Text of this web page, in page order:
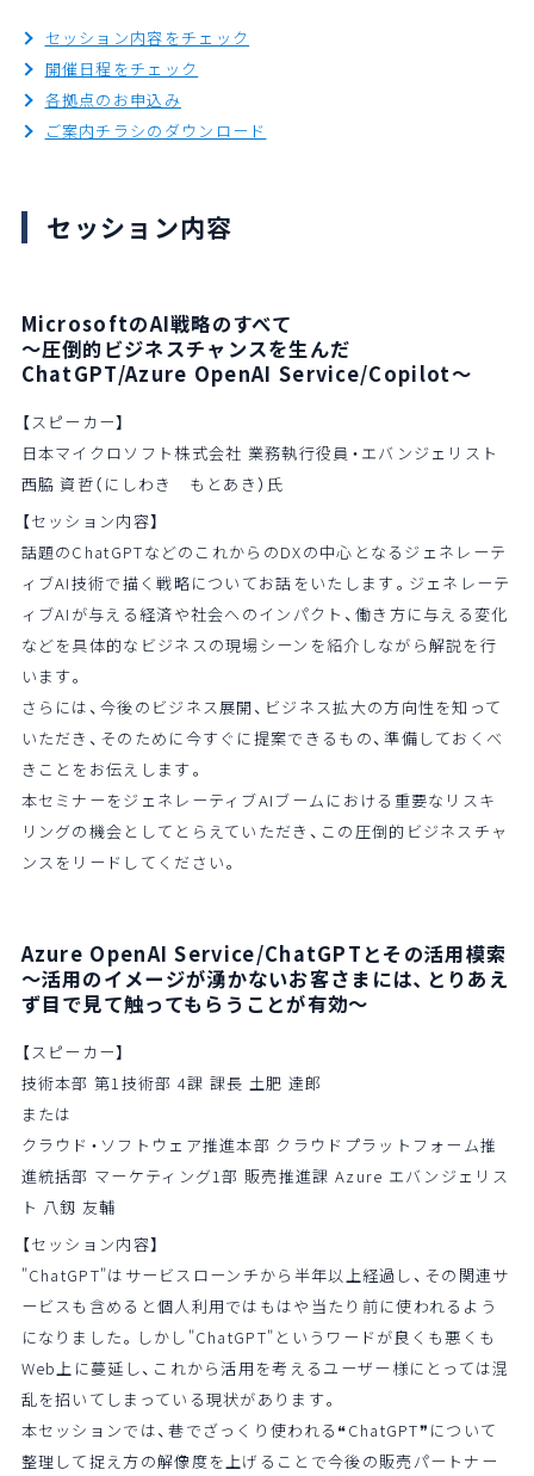
セッション内容をチェック
開催日程をチェック
各拠点のお申込み
ご案内チラシのダウンロード
セッション内容
MicrosoftのAI戦略のすべて
～圧倒的ビジネスチャンスを生んだ
ChatGPT/Azure OpenAI Service/Copilot～
【スピーカー】
日本マイクロソフト株式会社 業務執行役員・エバンジェリスト
西脇 資哲（にしわき もとあき）氏
【セッション内容】
話題のChatGPTなどのこれからのDXの中心となるジェネレーテ
ィブAI技術で描く戦略についてお話をいたします。ジェネレーテ
ィブAIが与える経済や社会へのインパクト、働き方に与える変化
などを具体的なビジネスの現場シーンを紹介しながら解説を行
います。
さらには、今後のビジネス展開、ビジネス拡大の方向性を知って
いただき、そのために今すぐに提案できるもの、準備しておくべ
きことをお伝えします。
本セミナーをジェネレーティブAIブームにおける重要なリスキ
リングの機会としてとらえていただき、この圧倒的ビジネスチャ
ンスをリードしてください。
Azure OpenAI Service/ChatGPTとその活用模索
～活用のイメージが湧かないお客さまには、とりあえ
ず目で見て触ってもらうことが有効～
【スピーカー】
技術本部 第1技術部 4課 課長 土肥 達郎
または
クラウド・ソフトウェア推進本部 クラウドプラットフォーム推
進統括部 マーケティング1部 販売推進課 Azure エバンジェリス
ト 八釼 友輔
【セッション内容】
"ChatGPT"はサービスローンチから半年以上経過し、その関連サ
ービスも含めると個人利用ではもはや当たり前に使われるよう
になりました。しかし"ChatGPT"というワードが良くも悪くも
Web上に蔓延し、これから活用を考えるユーザー様にとっては混
乱を招いてしまっている現状があります。
本セッションでは、巷でざっくり使われる❝ChatGPT❞について
整理して捉え方の解像度を上げることで今後の販売パートナー